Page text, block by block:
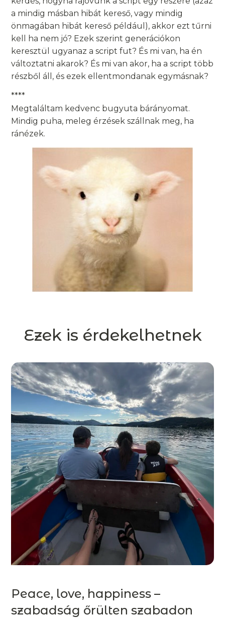
a mindig másban hibát kereső, vagy mindig
önmagában hibát kereső például), akkor ezt tűrni
kell ha nem jó? Ezek szerint generációkon
keresztül ugyanaz a script fut? És mi van, ha én
változtatni akarok? És mi van akor, ha a script több
részből áll, és ezek ellentmondanak egymásnak?
****
Megtaláltam kedvenc bugyuta bárányomat.
Mindig puha, meleg érzések szállnak meg, ha
ránézek.
Ezek is érdekelhetnek
Peace, love, happiness –
szabadság őrülten szabadon